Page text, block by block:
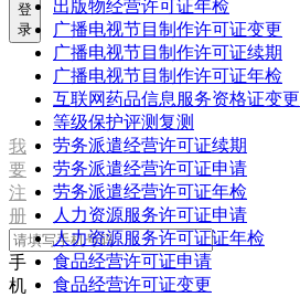
登
录
我
要
注
册
手
机
出版物经营许可证年检
广播电视节目制作许可证变更
广播电视节目制作许可证续期
广播电视节目制作许可证年检
互联网药品信息服务资格证变更
等级保护评测复测
劳务派遣经营许可证续期
劳务派遣经营许可证申请
劳务派遣经营许可证年检
人力资源服务许可证申请
人力资源服务许可证证年检
食品经营许可证申请
食品经营许可证变更